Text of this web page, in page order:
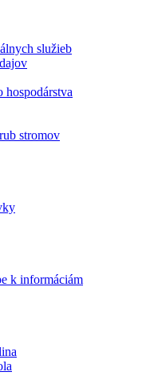
služieb
hospodárstva
stromov
k informáciám